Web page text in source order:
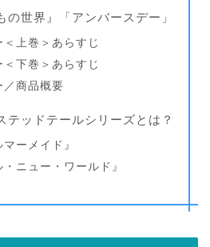
の世界』「アンバースデー」
上巻＞あらすじ
下巻＞あらすじ
／商品概要
テッドテールシリーズとは？
ーメイド』
ニュー・ワールド』